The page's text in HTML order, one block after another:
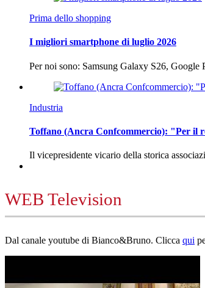
Prima dello shopping
I migliori smartphone di luglio 2026
Per noi sono: Samsung Galaxy S26,
Industria
Toffano (Ancra Confcommercio): "Per il
Il vicepresidente vicario della storica
WEB Television
Dal canale youtube di Bianco&Bruno. Clicca qui